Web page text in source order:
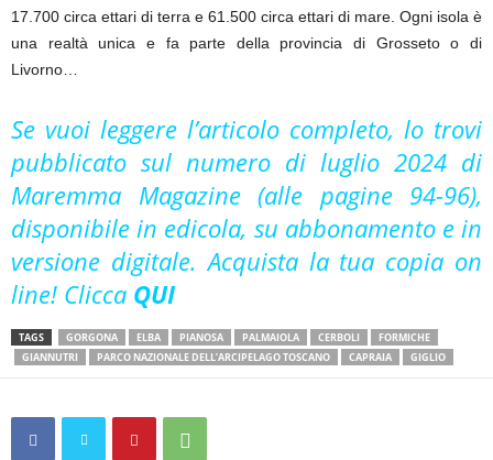
17.700 circa ettari di terra e 61.500 circa ettari di mare. Ogni isola è
una realtà unica e fa parte della provincia di Grosseto o di
Livorno…
Se vuoi leggere l’articolo completo, lo trovi
pubblicato sul numero di luglio 2024 di
Maremma Magazine (alle pagine 94-96),
disponibile in edicola, su abbonamento e in
versione digitale. Acquista la tua copia on
line! Clicca QUI
TAGS GORGONA ELBA PIANOSA PALMAIOLA CERBOLI
FORMICHE
GIANNUTRI
PARCO NAZIONALE DELL’ARCIPELAGO TOSCANO CAPRAIA GIGLIO